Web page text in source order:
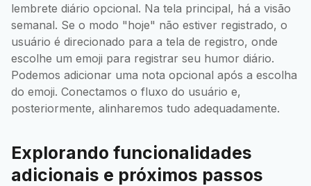
lembrete diário opcional. Na tela principal, há a visão
semanal. Se o modo "hoje" não estiver registrado, o
usuário é direcionado para a tela de registro, onde
escolhe um emoji para registrar seu humor diário.
Podemos adicionar uma nota opcional após a escolha
do emoji. Conectamos o fluxo do usuário e,
posteriormente, alinharemos tudo adequadamente.
Explorando funcionalidades
adicionais e próximos passos